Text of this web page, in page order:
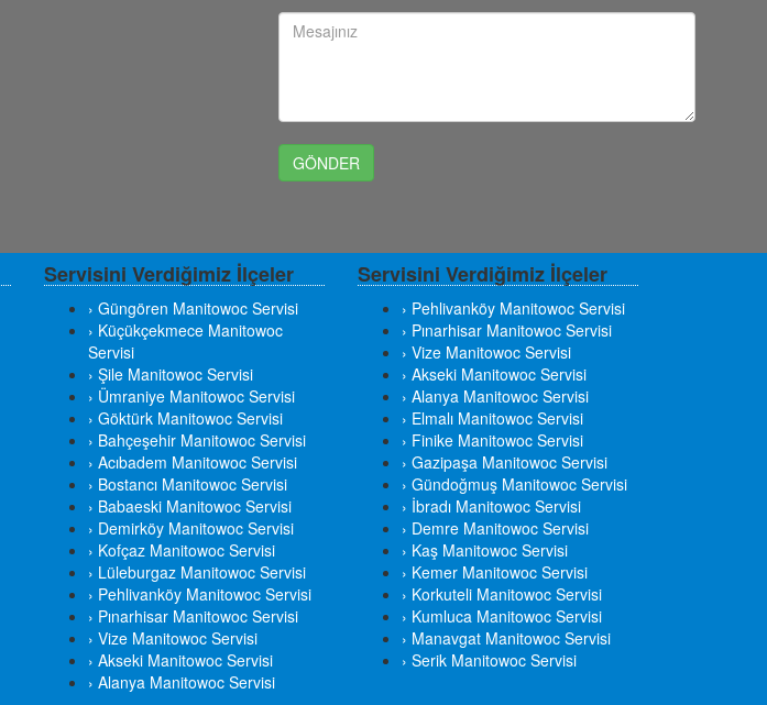
Servisini Verdiğimiz İlçeler
› Güngören Manitowoc Servisi
› Küçükçekmece Manitowoc
Servisi
› Şile Manitowoc Servisi
› Ümraniye Manitowoc Servisi
› Göktürk Manitowoc Servisi
› Bahçeşehir Manitowoc Servisi
› Acıbadem Manitowoc Servisi
› Bostancı Manitowoc Servisi
› Babaeski Manitowoc Servisi
› Demirköy Manitowoc Servisi
› Kofçaz Manitowoc Servisi
› Lüleburgaz Manitowoc Servisi
› Pehlivanköy Manitowoc Servisi
› Pınarhisar Manitowoc Servisi
› Vize Manitowoc Servisi
› Akseki Manitowoc Servisi
› Alanya Manitowoc Servisi
Servisini Verdiğimiz İlçeler
› Pehlivanköy Manitowoc Servisi
› Pınarhisar Manitowoc Servisi
› Vize Manitowoc Servisi
› Akseki Manitowoc Servisi
› Alanya Manitowoc Servisi
› Elmalı Manitowoc Servisi
› Finike Manitowoc Servisi
› Gazipaşa Manitowoc Servisi
› Gündoğmuş Manitowoc Servisi
› İbradı Manitowoc Servisi
› Demre Manitowoc Servisi
› Kaş Manitowoc Servisi
› Kemer Manitowoc Servisi
› Korkuteli Manitowoc Servisi
› Kumluca Manitowoc Servisi
› Manavgat Manitowoc Servisi
› Serik Manitowoc Servisi